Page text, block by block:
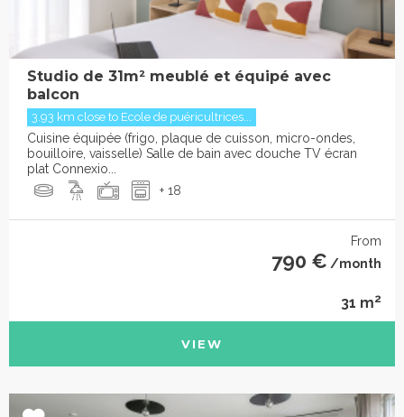
Studio de 31m² meublé et équipé avec
balcon
3.93 km close to Ecole de puéricultrices...
Cuisine équipée (frigo, plaque de cuisson, micro-ondes,
bouilloire, vaisselle) Salle de bain avec douche TV écran
plat Connexio...
+ 18
From
790 € /month
31 m2
VIEW